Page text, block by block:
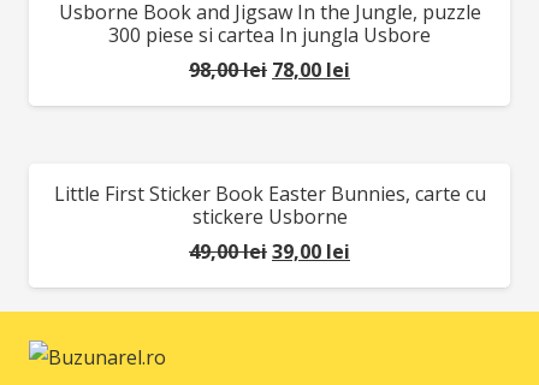
64,00 lei.
REDUCERI!
Usborne Book and Jigsaw In the Jungle, puzzle
300 piese si cartea In jungla Usbore
98,00lei Prețul
inițial
98,00 lei.
78,00 lei
curent
REDUCERI!
Little First Sticker Book Easter Bunnies, carte cu
stickere Usborne
49,00leiPrețul
inițial
a
39,00 lei
curent
este: